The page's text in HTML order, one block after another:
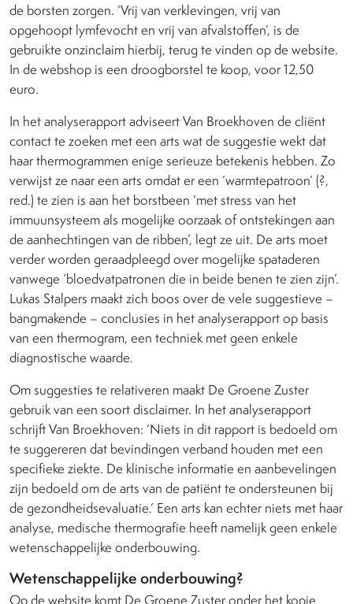
de borsten zorgen. ‘Vrij van verklevingen, vrij van
opgehoopt lymfevocht en vrij van afvalstoffen’, is de
gebruikte onzinclaim hierbij, terug te vinden op de website.
In de webshop is een droogborstel te koop, voor 12,50
euro.
In het analyserapport adviseert Van Broekhoven de cliënt
contact te zoeken met een arts wat de suggestie wekt dat
haar thermogrammen enige serieuze betekenis hebben. Zo
verwijst ze naar een arts omdat er een ‘warmtepatroon’ (?,
red.) te zien is aan het borstbeen ‘met stress van het
immuunsysteem als mogelijke oorzaak of ontstekingen aan
de aanhechtingen van de ribben’, legt ze uit. De arts moet
verder worden geraadpleegd over mogelijke spataderen
vanwege ‘bloedvatpatronen die in beide benen te zien zijn’.
Lukas Stalpers maakt zich boos over de vele suggestieve –
bangmakende – conclusies in het analyserapport op basis
van een thermogram, een techniek met geen enkele
diagnostische waarde.
Om suggesties te relativeren maakt De Groene Zuster
gebruik van een soort disclaimer. In het analyserapport
schrijft Van Broekhoven: ‘Niets in dit rapport is bedoeld om
te suggereren dat bevindingen verband houden met een
specifieke ziekte. De klinische informatie en aanbevelingen
zijn bedoeld om de arts van de patiënt te ondersteunen bij
de gezondheidsevaluatie.’ Een arts kan echter niets met haar
analyse, medische thermografie heeft namelijk geen enkele
wetenschappelijke onderbouwing.
Wetenschappelijke onderbouwing?
Op de website komt De Groene Zuster onder het kopje